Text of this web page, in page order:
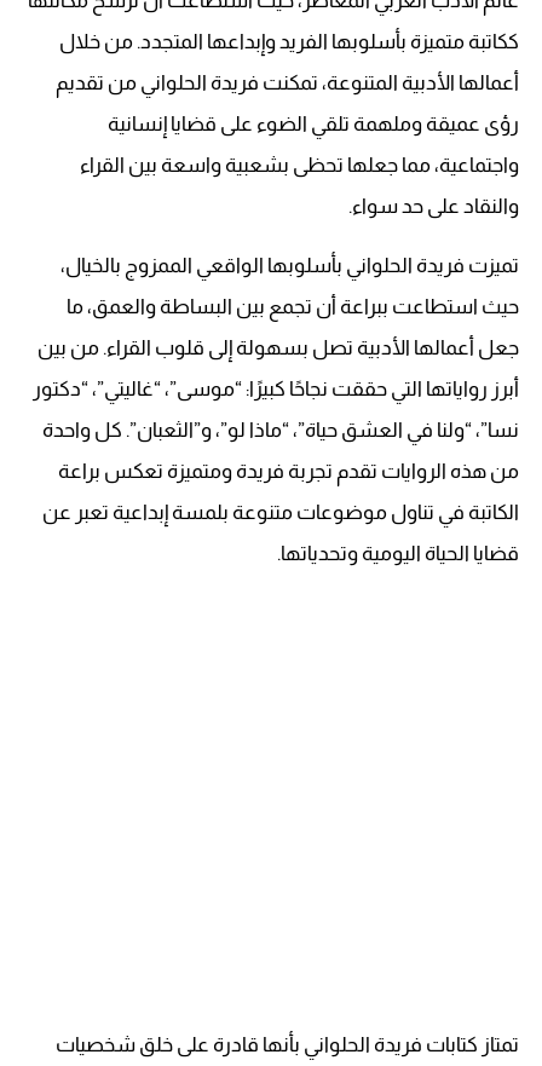
ككاتبة متميزة بأسلوبها الفريد وإبداعها المتجدد. من خلال
أعمالها الأدبية المتنوعة، تمكنت فريدة الحلواني من تقديم
رؤى عميقة وملهمة تلقي الضوء على قضايا إنسانية
واجتماعية، مما جعلها تحظى بشعبية واسعة بين القراء
والنقاد على حد سواء.
تميزت فريدة الحلواني بأسلوبها الواقعي الممزوج بالخيال،
حيث استطاعت ببراعة أن تجمع بين البساطة والعمق، ما
جعل أعمالها الأدبية تصل بسهولة إلى قلوب القراء. من بين
أبرز رواياتها التي حققت نجاحًا كبيرًا: “موسى”، “غاليتي”، “دكتور
نسا”، “ولنا في العشق حياة”، “ماذا لو”، و”الثعبان”. كل واحدة
من هذه الروايات تقدم تجربة فريدة ومتميزة تعكس براعة
الكاتبة في تناول موضوعات متنوعة بلمسة إبداعية تعبر عن
قضايا الحياة اليومية وتحدياتها.
تمتاز كتابات فريدة الحلواني بأنها قادرة على خلق شخصيات